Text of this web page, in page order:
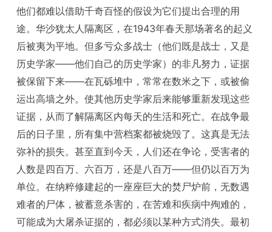
他们都难以借助千奇百怪的假设为它们提出合理的用
途。华沙犹太人隔离区，在1943年春天那场著名的起义
后被夷为平地。但多亏众多战士（他们既是战士，又是
历史学家——他们自己的历史学家）的非凡努力，证据
被保留下来——在瓦砾堆中，常常在数米之下，或被偷
运出高墙之外。使其他历史学家后来能够重新发现这些
证据，从而了解隔离区内每天的生活和死亡。在战争最
后的日子里，所有集中营档案都被烧毁了。这真是无法
弥补的损失。甚至直到今天，人们还在争论，受害者的
人数是四百万、六百万，还是八百万——但仍以百万为
单位。在纳粹修建起的一座座巨大的焚尸炉前，无数遇
难者的尸体，被蓄意杀害的，在苦难和疾病中殉难的，
可能成为大屠杀证据的，都必须以某种方式消失。最初